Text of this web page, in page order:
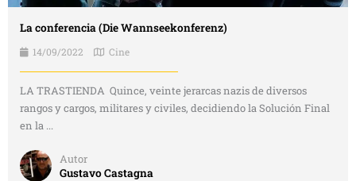
La conferencia (Die Wannseekonferenz)
14/09/2022 Cine
LA TRASTIENDA Quince, veinte jerarcas nazis de diversos
rangos y cargos, militares y civiles, decidiendo la Solución Final
en la ...
Autor
Gustavo Castagna